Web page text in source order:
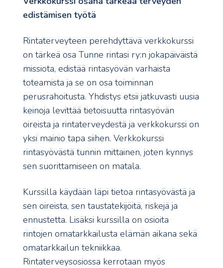
edistämisen työtä
Rintaterveyteen perehdyttävä verkkokurssi
on tärkeä osa Tunne rintasi ry:n jokapäiväistä
missiota, edistää rintasyövän varhaista
toteamista ja se on osa toiminnan
perusrahoitusta. Yhdistys etsii jatkuvasti uusia
keinoja levittää tietoisuutta rintasyövän
oireista ja rintaterveydestä ja verkkokurssi on
yksi mainio tapa siihen. Verkkokurssi
rintasyövästä tunnin mittainen, joten kynnys
sen suorittamiseen on matala.
Kurssilla käydään läpi tietoa rintasyövästä ja
sen oireista, sen taustatekijöitä, riskejä ja
ennustetta. Lisäksi kurssilla on osioita
rintojen omatarkkailusta elämän aikana sekä
omatarkkailun tekniikkaa.
Rintaterveysosiossa kerrotaan myös